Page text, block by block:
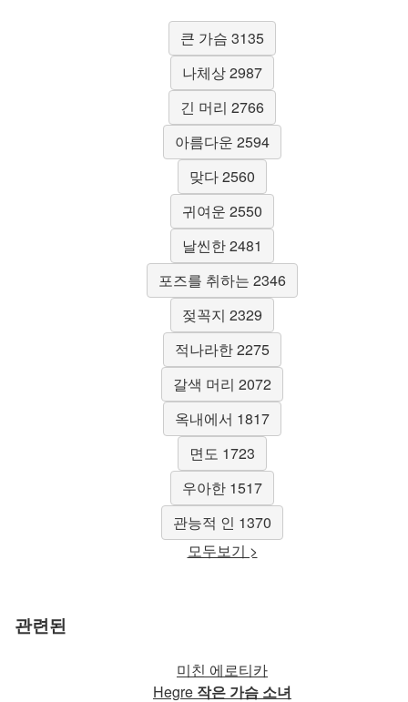
큰 가슴 3135
나체상 2987
긴 머리 2766
아름다운 2594
맞다 2560
귀여운 2550
날씬한 2481
포즈를 취하는 2346
젖꼭지 2329
적나라한 2275
갈색 머리 2072
옥내에서 1817
면도 1723
우아한 1517
관능적 인 1370
모두보기 >
관련된
미친 에로티카
Hegre 작은 가슴 소녀